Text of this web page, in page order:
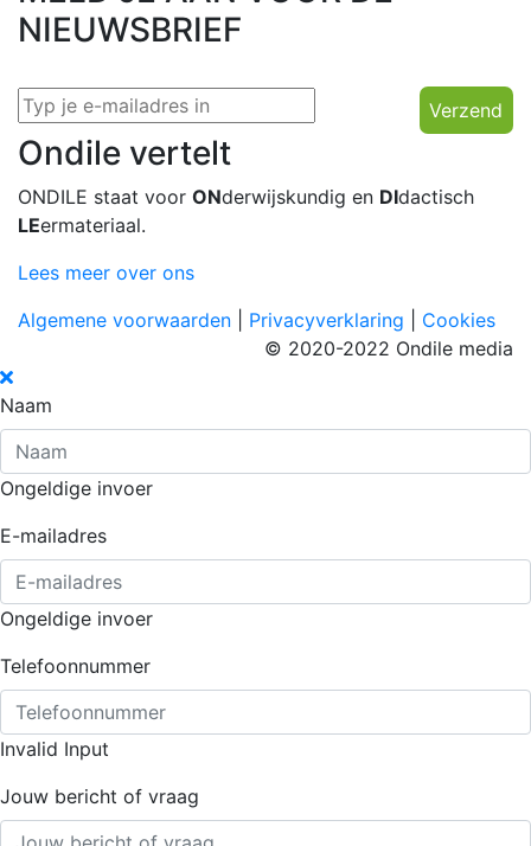
NIEUWSBRIEF
Verzend
Ondile vertelt
ONDILE staat voor ONderwijskundig en DIdactisch
LEermateriaal.
Lees meer over ons
Algemene voorwaarden
Privacyverklaring
Cookies
© 2020-2022 Ondile media
Naam
Ongeldige invoer
E-mailadres
Ongeldige invoer
Telefoonnummer
Invalid Input
Jouw bericht of vraag